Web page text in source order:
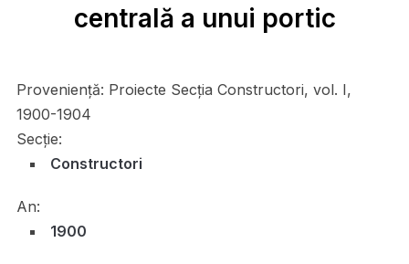
centrală a unui portic
Proveniență: Proiecte Secţia Constructori, vol. I,
1900-1904
Secție:
Constructori
An:
1900